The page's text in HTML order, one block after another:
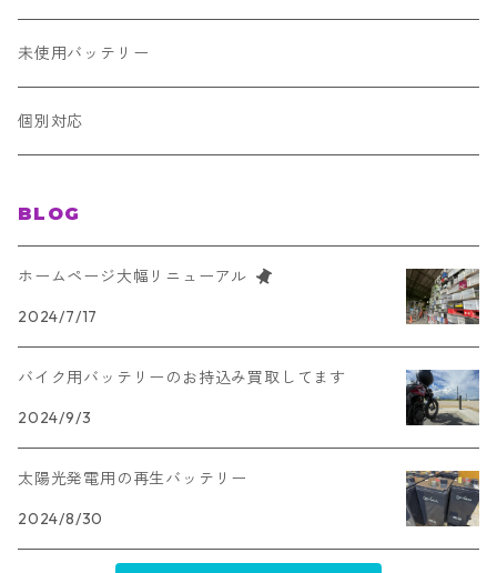
普通車
B19L
B20L
B24L
アイドリングストップ車
トラック・バス用
E41L
E41R
F51
キャンピングカー＆太陽光発電用
未使用バッテリー
個別対応
BLOG
ホームページ大幅リニューアル
2024/7/17
バイク用バッテリーのお持込み買取してます
2024/9/3
太陽光発電用の再生バッテリー
2024/8/30